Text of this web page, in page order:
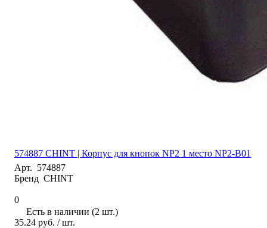
574887 CHINT | Корпус для кнопок NP2 1 место NP2-B01
Арт. 574887
Бренд CHINT
0
Есть в наличии (2 шт.)
35.24 руб. / шт.